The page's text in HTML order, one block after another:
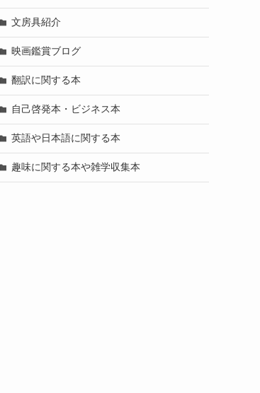
文房具紹介
映画鑑賞ブログ
翻訳に関する本
自己啓発本・ビジネス本
英語や日本語に関する本
趣味に関する本や雑学収集本